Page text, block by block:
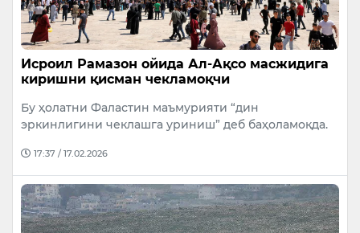
Исроил Рамазон ойида Ал-Ақсо масжидига
киришни қисман чекламоқчи
Бу ҳолатни Фаластин маъмурияти “дин
эркинлигини чеклашга уриниш” деб баҳоламоқда.
17:37 / 17.02.2026